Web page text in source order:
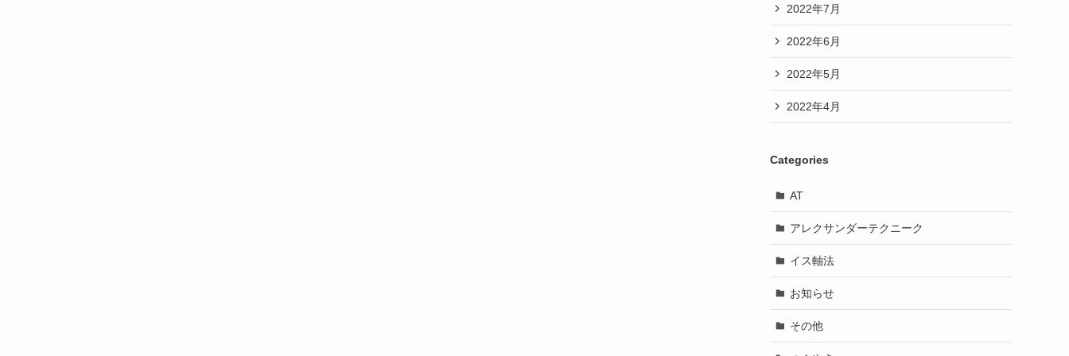
2022年7月
2022年6月
2022年5月
2022年4月
Categories
AT
アレクサンダーテクニーク
イス軸法
お知らせ
その他